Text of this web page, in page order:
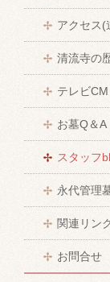
アクセス(
清流寺の
テレビ
お墓Q＆A
スタッフ
永代管理
関連リン
お問合せ